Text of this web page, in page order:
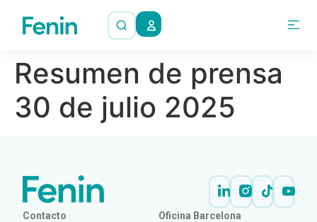
Resumen de prensa
30 de julio 2025
Contacto
Oficina Barcelona